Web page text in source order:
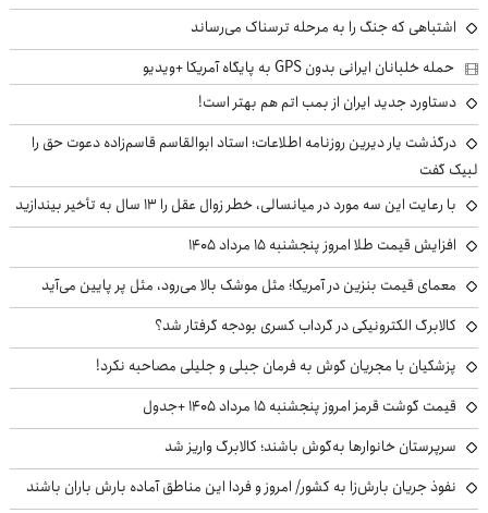
اشتباهی که جنگ را به مرحله ترسناک می‌رساند
حمله خلبانان ایرانی بدون GPS به پایگاه آمریکا +ویدیو
دستاورد جدید ایران از بمب اتم هم بهتر است!
درگذشت یار دیرین روزنامه اطلاعات؛ استاد ابوالقاسم قاسم‌زاده دعوت حق را
لبیک گفت
با رعایت این سه مورد در میانسالی، خطر زوال عقل را ۱۳ سال به تأخیر بیندازید
افزایش قیمت طلا امروز پنجشنبه ۱۵ مرداد ۱۴۰۵
معمای قیمت بنزین در آمریکا؛ مثل موشک بالا می‌رود، مثل پر پایین می‌آید
کالابرگ الکترونیکی در گرداب کسری بودجه گرفتار شد؟
پزشکیان با مجریان گوش به فرمان جبلی و جلیلی مصاحبه نکرد!
قیمت گوشت قرمز امروز پنجشنبه ۱۵ مرداد ۱۴۰۵ +جدول
سرپرستان خانوارها به‌گوش باشند؛ کالابرگ واریز شد
نفوذ جریان بارش‌زا به کشور/ امروز و فردا این مناطق آماده بارش باران باشند